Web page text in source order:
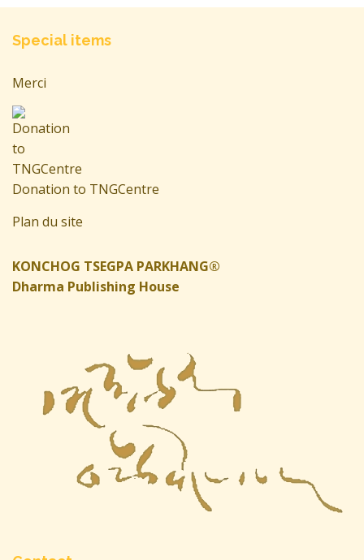
Special items
Merci
Donation to TNGCentre
Plan du site
KONCHOG TSEGPA PARKHANG®
Dharma Publishing House